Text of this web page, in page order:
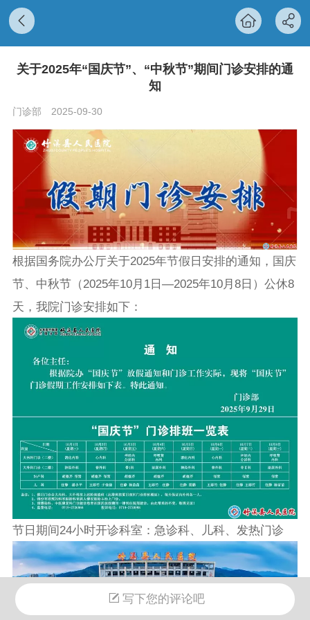
关于2025年“国庆节”、“中秋节”期间门诊安排的通
知
门诊部 2025-09-30
根据国务院办公厅关于2025年节假日安排的通知，国庆
节、中秋节（2025年10月1日—2025年10月8日）公休8
天，我院门诊安排如下：
节日期间24小时开诊科室：急诊科、儿科、发热门诊
写下您的评论吧